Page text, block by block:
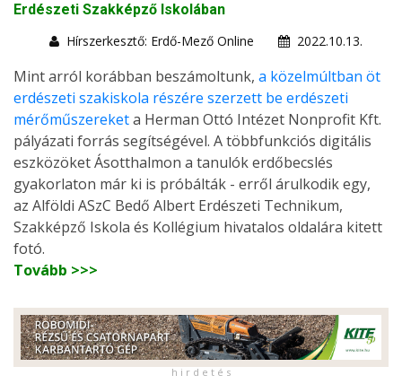
Erdészeti Szakképző Iskolában
Hírszerkesztő: Erdő-Mező Online
2022.10.13.
Mint arról korábban beszámoltunk, a közelmúltban öt
erdészeti szakiskola részére szerzett be erdészeti
mérőműszereketa Herman Ottó Intézet Nonprofit Kft.
pályázati forrás segítségével. A többfunkciós digitális
eszközöket Ásotthalmon a tanulók erdőbecslés
gyakorlaton már ki is próbálták - erről árulkodik egy,
az Alföldi ASzC Bedő Albert Erdészeti Technikum,
Szakképző Iskola és Kollégium hivatalos oldalára kitett
fotó.
Tovább >>>
h i r d e t é s